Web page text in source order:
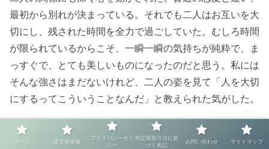
最初から別れが決まっている。それでも二人はお互いを大
切にし、残された時間を全力で過ごしていた。むしろ時間
が限られているからこそ、一瞬一瞬の気持ちが純粋で、ま
っすぐで、とても美しいものになったのだと思う。私には
そんな強さはまだないけれど、二人の姿を見て「人を大切
にするってこういうことなんだ」と教えられた気がした。
この本を読んで、普段の生活を改めて見直した。健康で過
ホーム 運営者情報
プライバシーポリ
シー
特定商取引法に基
づく表記
お問い合わせ サイトマップ